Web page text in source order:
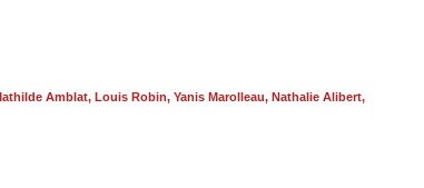
Amblat, Louis Robin, Yanis Marolleau, Nathalie Alibert,